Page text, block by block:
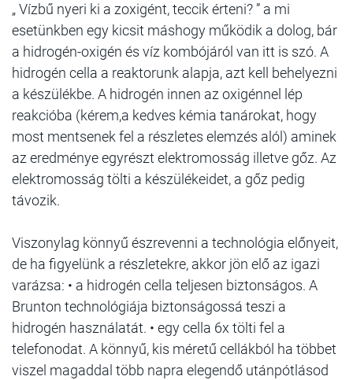
„ Vízbű nyeri ki a zoxigént, teccik érteni? ” a mi
esetünkben egy kicsit máshogy működik a dolog, bár
a hidrogén-oxigén és víz kombójáról van itt is szó. A
hidrogén cella a reaktorunk alapja, azt kell behelyezni
a készülékbe. A hidrogén innen az oxigénnel lép
reakcióba (kérem,a kedves kémia tanárokat, hogy
most mentsenek fel a részletes elemzés alól) aminek
az eredménye egyrészt elektromosság illetve gőz. Az
elektromosság tölti a készülékeidet, a gőz pedig
távozik.
Viszonylag könnyű észrevenni a technológia előnyeit,
de ha figyelünk a részletekre, akkor jön elő az igazi
varázsa: • a hidrogén cella teljesen biztonságos. A
Brunton technológiája biztonságossá teszi a
hidrogén használatát. • egy cella 6x tölti fel a
telefonodat. A könnyű, kis méretű cellákból ha többet
viszel magaddal több napra elegendő utánpótlásod